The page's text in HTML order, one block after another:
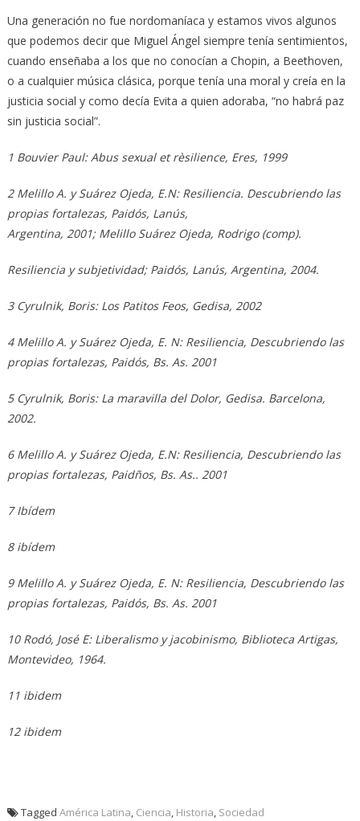
Una generación no fue nordomaníaca y estamos vivos algunos
que podemos decir que Miguel Ángel siempre tenía sentimientos,
cuando enseñaba a los que no conocían a Chopin, a Beethoven,
o a cualquier música clásica, porque tenía una moral y creía en la
justicia social y como decía Evita a quien adoraba, “no habrá paz
sin justicia social”.
1 Bouvier Paul: Abus sexual et rèsilience, Eres, 1999
2 Melillo A. y Suárez Ojeda, E.N: Resiliencia. Descubriendo las
propias fortalezas, Paidós, Lanús,
Argentina, 2001; Melillo Suárez Ojeda, Rodrigo (comp).
Resiliencia y subjetividad; Paidós, Lanús, Argentina, 2004.
3 Cyrulnik, Boris: Los Patitos Feos, Gedisa, 2002
4 Melillo A. y Suárez Ojeda, E. N: Resiliencia, Descubriendo las
propias fortalezas, Paidós, Bs. As. 2001
5 Cyrulnik, Boris: La maravilla del Dolor, Gedisa. Barcelona,
2002.
6 Melillo A. y Suárez Ojeda, E.N: Resiliencia, Descubriendo las
propias fortalezas, Paidños, Bs. As.. 2001
7 Ibídem
8 ibídem
9 Melillo A. y Suárez Ojeda, E. N: Resiliencia, Descubriendo las
propias fortalezas, Paidós, Bs. As. 2001
10 Rodó, José E: Liberalismo y jacobinismo, Biblioteca Artigas,
Montevideo, 1964.
11 ibidem
12 ibidem
Tagged América Latina, Ciencia, Historia, Sociedad